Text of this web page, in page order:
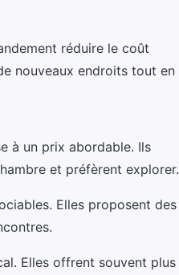
réduire le coût
nouveaux endroits tout en
à un prix abordable. Ils
et préfèrent explorer.
Elles proposent des
Elles offrent souvent plus